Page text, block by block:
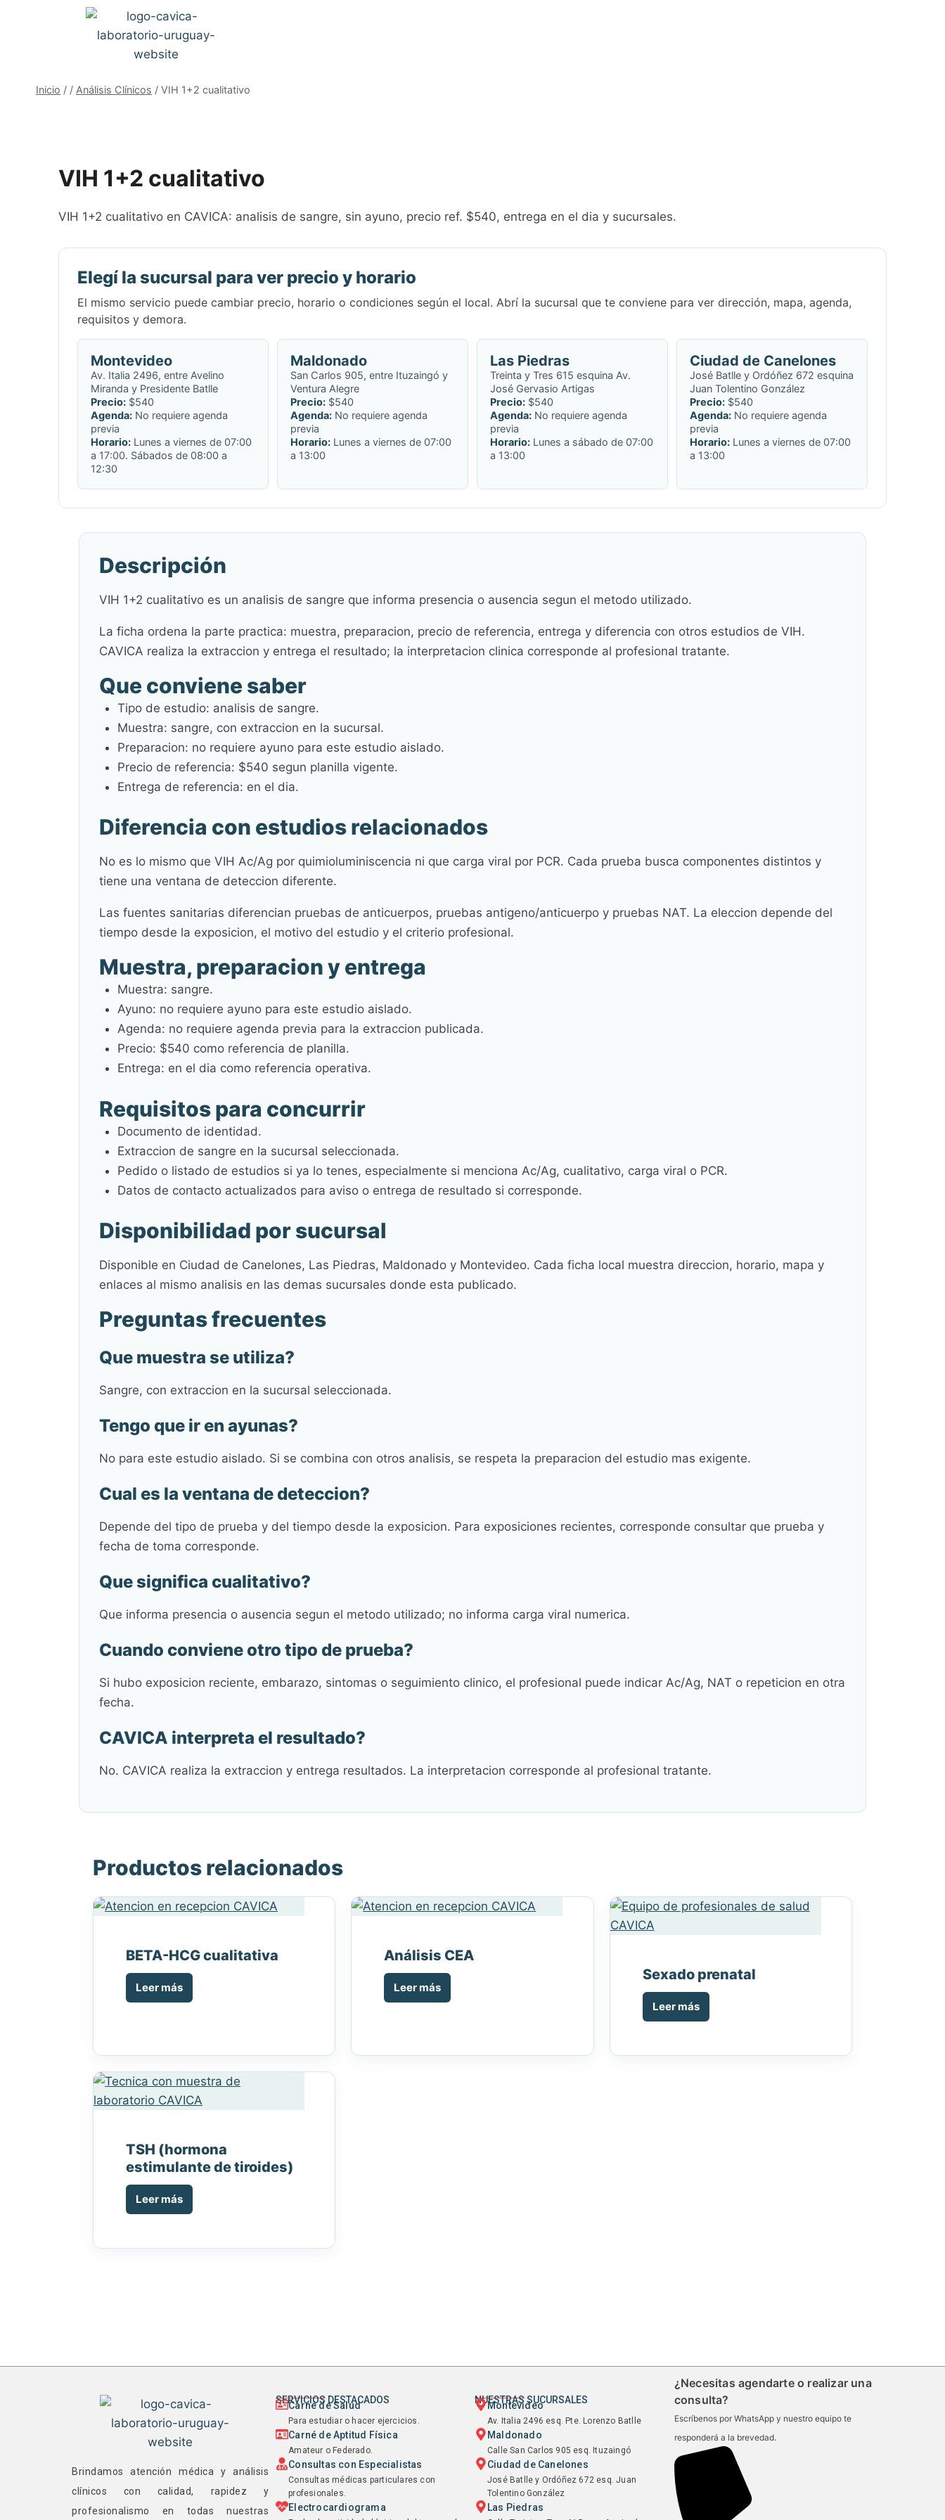
Inicio / / Análisis Clínicos / VIH 1+2 cualitativo
VIH 1+2 cualitativo
VIH 1+2 cualitativo en CAVICA: analisis de sangre, sin ayuno, precio ref. $540, entrega en el dia y sucursales.
Elegí la sucursal para ver precio y horario
El mismo servicio puede cambiar precio, horario o condiciones según el local. Abrí la sucursal que te conviene para ver dirección, mapa, agenda,
requisitos y demora.
Montevideo
Av. Italia 2496, entre Avelino
Miranda y Presidente Batlle
Precio: $540
Agenda: No requiere agenda
previa
Horario: Lunes a viernes de 07:00
a 17:00. Sábados de 08:00 a
12:30
Maldonado
San Carlos 905, entre Ituzaingó y
Ventura Alegre
Precio: $540
Agenda: No requiere agenda
previa
Horario: Lunes a viernes de 07:00
a 13:00
Las Piedras
Treinta y Tres 615 esquina Av.
José Gervasio Artigas
Precio: $540
Agenda: No requiere agenda
previa
Horario: Lunes a sábado de 07:00
a 13:00
Ciudad de Canelones
José Batlle y Ordóñez 672 esquina
Juan Tolentino González
Precio: $540
Agenda: No requiere agenda
previa
Horario: Lunes a viernes de 07:00
a 13:00
Descripción
VIH 1+2 cualitativo es un analisis de sangre que informa presencia o ausencia segun el metodo utilizado.
La ficha ordena la parte practica: muestra, preparacion, precio de referencia, entrega y diferencia con otros estudios de VIH.
CAVICA realiza la extraccion y entrega el resultado; la interpretacion clinica corresponde al profesional tratante.
Que conviene saber
Tipo de estudio: analisis de sangre.
Muestra: sangre, con extraccion en la sucursal.
Preparacion: no requiere ayuno para este estudio aislado.
Precio de referencia: $540 segun planilla vigente.
Entrega de referencia: en el dia.
Diferencia con estudios relacionados
No es lo mismo que VIH Ac/Ag por quimioluminiscencia ni que carga viral por PCR. Cada prueba busca componentes distintos y
tiene una ventana de deteccion diferente.
Las fuentes sanitarias diferencian pruebas de anticuerpos, pruebas antigeno/anticuerpo y pruebas NAT. La eleccion depende del
tiempo desde la exposicion, el motivo del estudio y el criterio profesional.
Muestra, preparacion y entrega
Muestra: sangre.
Ayuno: no requiere ayuno para este estudio aislado.
Agenda: no requiere agenda previa para la extraccion publicada.
Precio: $540 como referencia de planilla.
Entrega: en el dia como referencia operativa.
Requisitos para concurrir
Documento de identidad.
Extraccion de sangre en la sucursal seleccionada.
Pedido o listado de estudios si ya lo tenes, especialmente si menciona Ac/Ag, cualitativo, carga viral o PCR.
Datos de contacto actualizados para aviso o entrega de resultado si corresponde.
Disponibilidad por sucursal
Disponible en Ciudad de Canelones, Las Piedras, Maldonado y Montevideo. Cada ficha local muestra direccion, horario, mapa y
enlaces al mismo analisis en las demas sucursales donde esta publicado.
Preguntas frecuentes
Que muestra se utiliza?
Sangre, con extraccion en la sucursal seleccionada.
Tengo que ir en ayunas?
No para este estudio aislado. Si se combina con otros analisis, se respeta la preparacion del estudio mas exigente.
Cual es la ventana de deteccion?
Depende del tipo de prueba y del tiempo desde la exposicion. Para exposiciones recientes, corresponde consultar que prueba y
fecha de toma corresponde.
Que significa cualitativo?
Que informa presencia o ausencia segun el metodo utilizado; no informa carga viral numerica.
Cuando conviene otro tipo de prueba?
Si hubo exposicion reciente, embarazo, sintomas o seguimiento clinico, el profesional puede indicar Ac/Ag, NAT o repeticion en otra
fecha.
CAVICA interpreta el resultado?
No. CAVICA realiza la extraccion y entrega resultados. La interpretacion corresponde al profesional tratante.
Productos relacionados
BETA-HCG cualitativa
Leer más
Análisis CEA
Leer más
Sexado prenatal
Leer más
TSH (hormona
estimulante de tiroides)
Leer más
Brindamos atención médica y análisis
clínicos con calidad, rapidez y
profesionalismo en todas nuestras
SERVICIOS DESTACADOS
Carné de Salud
Para estudiar o hacer ejercicios.
Carné de Aptitud Física
Amateur o Federado.
Consultas con Especialistas
Consultas médicas particulares con
profesionales.
Electrocardiograma
NUESTRAS SUCURSALES
Montevideo
Av. Italia 2496 esq. Pte. Lorenzo Batlle
Maldonado
Calle San Carlos 905 esq. Ituzaingó
Ciudad de Canelones
José Batlle y Ordóñez 672 esq. Juan
Tolentino González
Las Piedras
¿Necesitas agendarte o realizar una
consulta?
Escríbenos por WhatsApp y nuestro equipo te
responderá a la brevedad.